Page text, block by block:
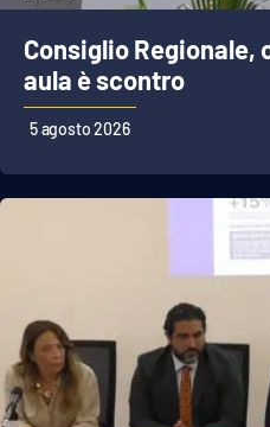
Cultura
Economia e Lavoro
Politica
Sanità
Sport
RUBRICHE
Consiglio Regionale,
aula è scontro
5 agosto 2026